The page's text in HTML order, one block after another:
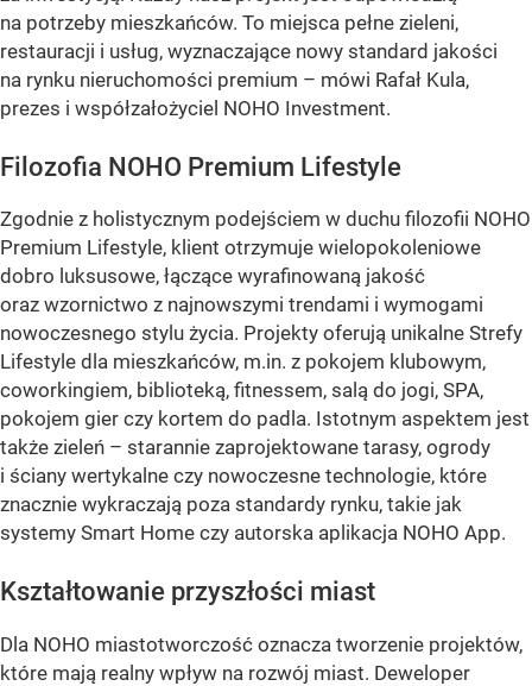
na potrzeby mieszkańców. To miejsca pełne zieleni,
restauracji i usług, wyznaczające nowy standard jakości
na rynku nieruchomości premium – mówi Rafał Kula,
prezes i współzałożyciel NOHO Investment.
Filozofia NOHO Premium Lifestyle
Zgodnie z holistycznym podejściem w duchu filozofii NOHO
Premium Lifestyle, klient otrzymuje wielopokoleniowe
dobro luksusowe, łączące wyrafinowaną jakość
oraz wzornictwo z najnowszymi trendami i wymogami
nowoczesnego stylu życia. Projekty oferują unikalne Strefy
Lifestyle dla mieszkańców, m.in. z pokojem klubowym,
coworkingiem, biblioteką, fitnessem, salą do jogi, SPA,
pokojem gier czy kortem do padla. Istotnym aspektem jest
także zieleń – starannie zaprojektowane tarasy, ogrody
i ściany wertykalne czy nowoczesne technologie, które
znacznie wykraczają poza standardy rynku, takie jak
systemy Smart Home czy autorska aplikacja NOHO App.
Kształtowanie przyszłości miast
Dla NOHO miastotworczość oznacza tworzenie projektów,
które mają realny wpływ na rozwój miast. Deweloper